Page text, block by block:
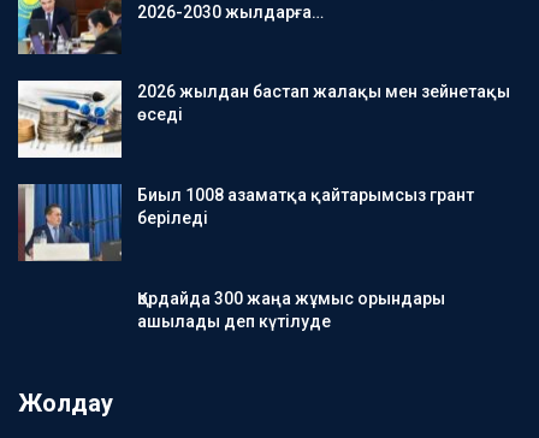
2026-2030 жылдарға…
2026 жылдан бастап жалақы мен зейнетақы
өседі
Биыл 1008 азаматқа қайтарымсыз грант
беріледі
Қордайда 300 жаңа жұмыс орындары
ашылады деп күтілуде
Жолдау